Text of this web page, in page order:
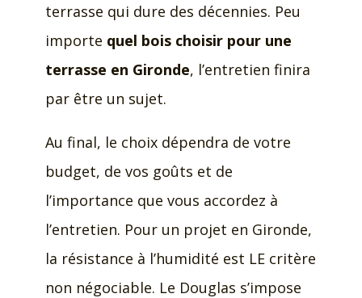
terrasse qui dure des décennies. Peu
importe quel bois choisir pour une
terrasse en Gironde, l’entretien finira
par être un sujet.
Au final, le choix dépendra de votre
budget, de vos goûts et de
l’importance que vous accordez à
l’entretien. Pour un projet en Gironde,
la résistance à l’humidité est LE critère
non négociable. Le Douglas s’impose